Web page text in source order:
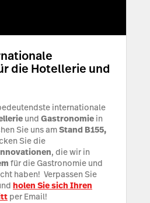
die Hotellerie und
internationale
und Gastronomie in
Sie uns amStand B155,
Sie die
, die wir in
für die Gastronomie und
haben! Verpassen Sie
holen Sie sich Ihren
per Email!